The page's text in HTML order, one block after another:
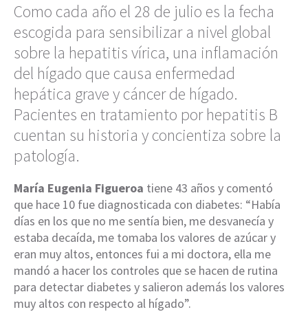
Como cada año el 28 de julio es la fecha
escogida para sensibilizar a nivel global
sobre la hepatitis vírica, una inflamación
del hígado que causa enfermedad
hepática grave y cáncer de hígado.
Pacientes en tratamiento por hepatitis B
cuentan su historia y concientiza sobre la
patología.
María Eugenia Figueroa tiene 43 años y comentó
que hace 10 fue diagnosticada con diabetes: “Había
días en los que no me sentía bien, me desvanecía y
estaba decaída, me tomaba los valores de azúcar y
eran muy altos, entonces fui a mi doctora, ella me
mandó a hacer los controles que se hacen de rutina
para detectar diabetes y salieron además los valores
muy altos con respecto al hígado”.